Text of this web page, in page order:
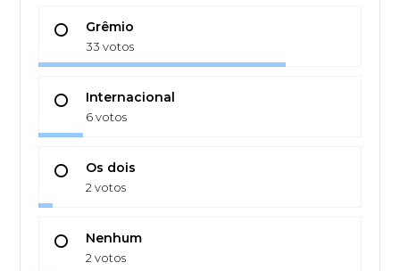
Grêmio
33 votos
Internacional
6 votos
Os dois
2 votos
Nenhum
2 votos